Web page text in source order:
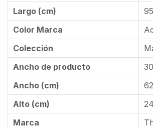
Largo (cm)
Color Marca
Colección
Ancho de producto
Ancho (cm)
Alto (cm)
Marca